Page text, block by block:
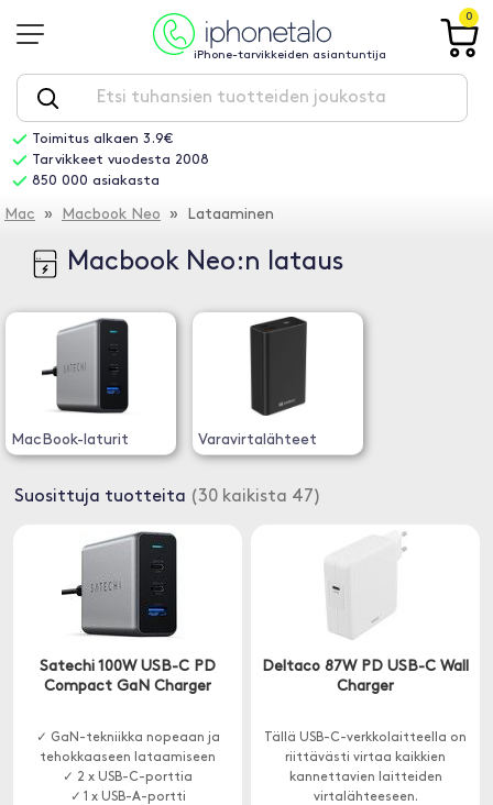
iPhone-tarvikkeiden asiantuntija
0
Toimitus alkaen 3.9€
Tarvikkeet vuodesta 2008
850 000 asiakasta
Mac » Macbook Neo » Lataaminen
Macbook Neo:n lataus
MacBook-laturit Varavirtalähteet
Suosittuja tuotteita (30 kaikista 47)
Satechi 100W USB-C PD
Compact GaN Charger
✓ GaN-tekniikka nopeaan ja
tehokkaaseen lataamiseen
✓ 2 x USB-C-porttia
✓ 1 x USB-A-portti
Deltaco 87W PD USB-C Wall
Charger
Tällä USB-C-verkkolaitteella on
riittävästi virtaa kaikkien
kannettavien laitteiden
virtalähteeseen.